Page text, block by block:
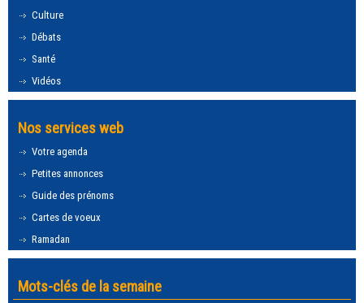
Culture
Débats
Santé
Vidéos
Nos services web
Votre agenda
Petites annonces
Guide des prénoms
Cartes de voeux
Ramadan
Mots-clés de la semaine